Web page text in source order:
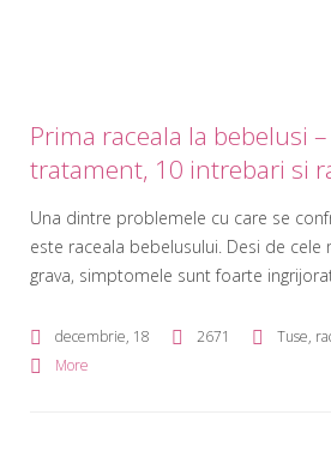
Prima raceala la bebelusi
tratament, 10 intrebari si
Una dintre problemele cu care se
este raceala bebelusului. Desi de
grava, simptomele sunt foarte
poate de evidente, iar respectarea
readuce pe bebelus intr-o stare
decembrie, 18 2671
Tuse,
More